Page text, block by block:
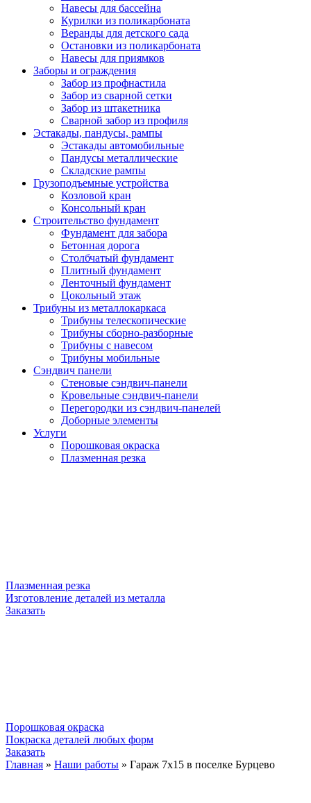
Навесы для бассейна
Курилки из поликарбоната
Веранды для детского сада
Остановки из поликарбоната
Навесы для приямков
Заборы и ограждения
Забор из профнастила
Забор из сварной сетки
Забор из штакетника
Сварной забор из профиля
Эстакады, пандусы, рампы
Эстакады автомобильные
Пандусы металлические
Складские рампы
Грузоподъемные устройства
Козловой кран
Консольный кран
Строительство фундамент
Фундамент для забора
Бетонная дорога
Столбчатый фундамент
Плитный фундамент
Ленточный фундамент
Цокольный этаж
Трибуны из металлокаркаса
Трибуны телескопические
Трибуны сборно-разборные
Трибуны с навесом
Трибуны мобильные
Сэндвич панели
Стеновые сэндвич-панели
Кровельные сэндвич-панели
Перегородки из сэндвич-панелей
Доборные элементы
Услуги
Порошковая окраска
Плазменная резка
Плазменная резка
Изготовление деталей из металла
Заказать
Порошковая окраска
Покраска деталей любых форм
Заказать
Главная » Наши работы » Гараж 7х15 в поселке Бурцево